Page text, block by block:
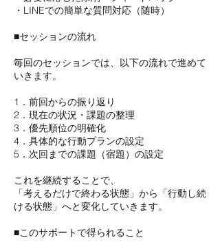
・LINEでの簡単な質問対応（随時）
■セッションの流れ
毎回のセッションでは、以下の流れで進めて
いきます。
1．前回からの振り返り
2．現在の状況・課題の整理
3．優先順位の明確化
4．具体的な行動プランの設定
5．次回までの課題（宿題）の設定
これを継続することで、
「考えるだけで終わる状態」から「行動し続
ける状態」へと変化していきます。
■このサポートで得られること